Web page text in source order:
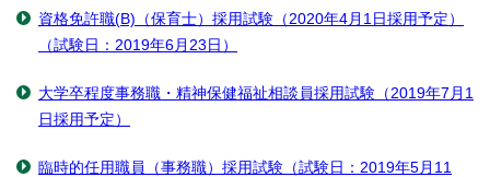
資格免許職(B)（保育士）採用試験（2020年4月1日採用予定）
（試験日：2019年6月23日）
大学卒程度事務職・精神保健福祉相談員採用試験（2019年7月1
日採用予定）
臨時的任用職員（事務職）採用試験（試験日：2019年5月11